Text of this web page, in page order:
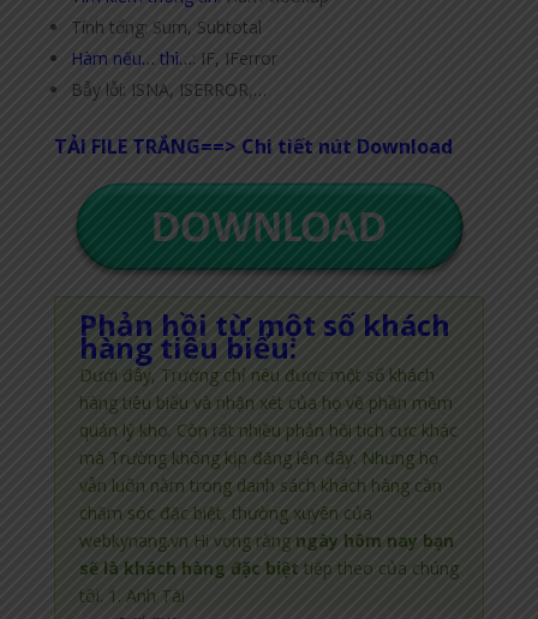
Tính tổng: Sum, Subtotal
Hàm nếu… thì…: IF, IFerror
Bẫy lỗi: ISNA, ISERROR,…
TẢI FILE TRẮNG==> Chi tiết nút Download
Phản hồi từ một số khách
hàng tiêu biểu:
Dưới đây, Trường chỉ nêu được một số khách
hàng tiêu biểu và nhận xét của họ về phần mềm
quản lý kho. Còn rất nhiều phản hồi tích cực khác
mà Trường không kịp đăng lên đây. Nhưng họ
vẫn luôn nằm trong danh sách khách hàng cần
chăm sóc đặc biệt, thường xuyên của
webkynang.vn Hi vọng rằng ngày hôm nay bạn
sẽ là khách hàng đặc biệt tiếp theo của chúng
tôi. 1. Anh Tài